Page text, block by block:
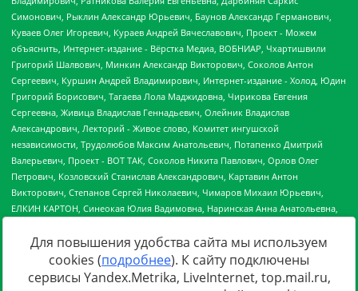
Для повышения удобства сайта мы используем
cookies (подробнее). К сайту подключены
сервисы Yandex.Metrika, LiveInternet, top.mail.ru,